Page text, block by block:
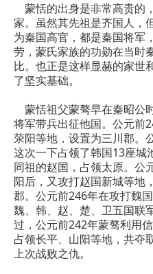
蒙恬的出身是非常高贵的
家。虽然其先祖是齐国人，
为秦国高官，都是秦国将军
劳，蒙氏家族的功勋在当时
比。也正是这样显赫的家世
了坚实基础。
蒙恬祖父蒙骜早在秦昭公
将军带兵出征他国。公元前
荥阳等地，设置为三川郡。
这次一下占领了韩国13座城
同祖的赵国，占领太原。公
阳后，又攻打赵国新城等地
郡。公元前246年在攻打魏
魏、韩、赵、楚、卫五国联
过，公元前242年蒙骜利用
占领长平、山阳等地，共夺
上次战败之仇。